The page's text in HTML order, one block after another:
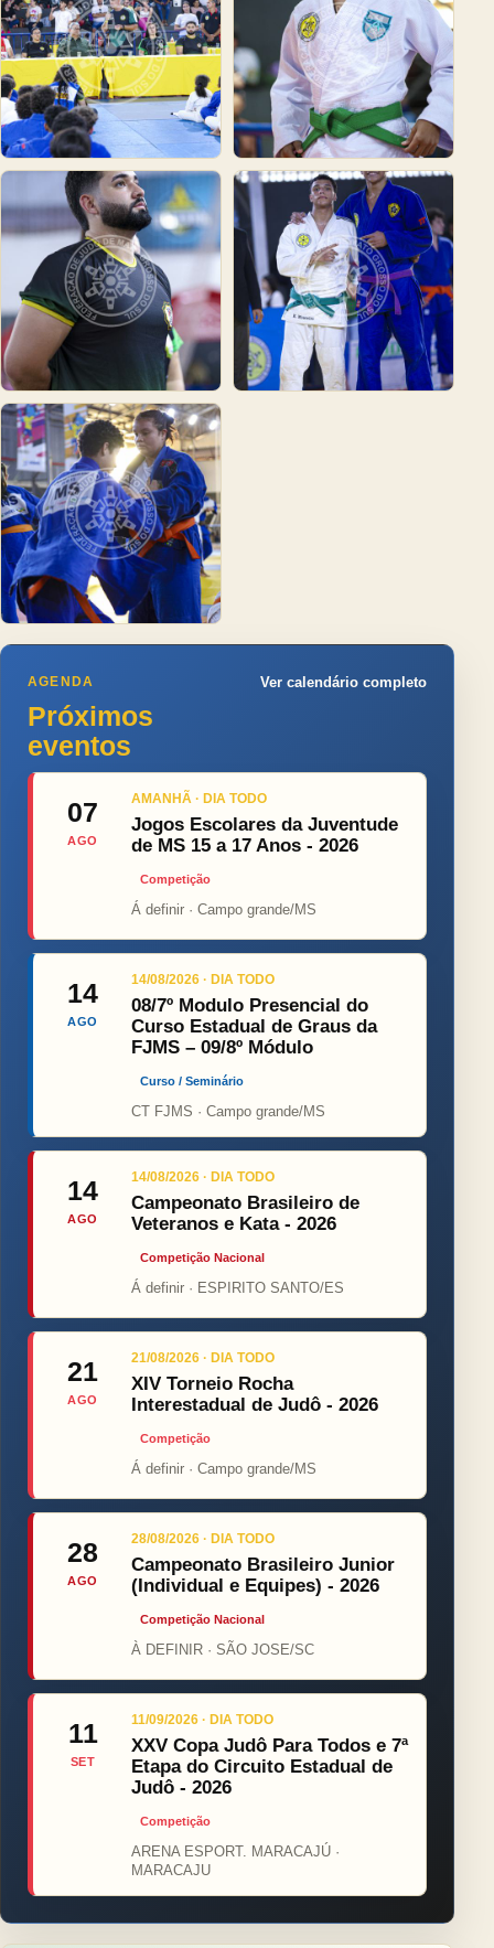
AGENDA
Próximos
eventos
Ver calendário completo
07
AGO
AMANHÃ · DIA TODO
Jogos Escolares da Juventude
de MS 15 a 17 Anos - 2026
Competição
Á definir · Campo grande/MS
14
AGO
14/08/2026 · DIA TODO
08/7º Modulo Presencial do
Curso Estadual de Graus da
FJMS – 09/8º Módulo
Curso / Seminário
CT FJMS · Campo grande/MS
14
AGO
14/08/2026 · DIA TODO
Campeonato Brasileiro de
Veteranos e Kata - 2026
Competição Nacional
Á definir · ESPIRITO SANTO/ES
21
AGO
21/08/2026 · DIA TODO
XIV Torneio Rocha
Interestadual de Judô - 2026
Competição
Á definir · Campo grande/MS
28
AGO
28/08/2026 · DIA TODO
Campeonato Brasileiro Junior
(Individual e Equipes) - 2026
Competição Nacional
À DEFINIR · SÃO JOSE/SC
11
SET
11/09/2026 · DIA TODO
XXV Copa Judô Para Todos e 7ª
Etapa do Circuito Estadual de
Judô - 2026
Competição
ARENA ESPORT. MARACAJÚ ·
MARACAJU